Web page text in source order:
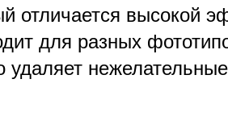
отличается высокой
для разных
удаляет